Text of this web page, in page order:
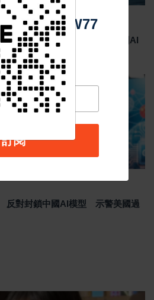
突破 OpenAI研究員肯定美國AI
反對封鎖中國AI模型 示警美國過
adqW77
訂閱